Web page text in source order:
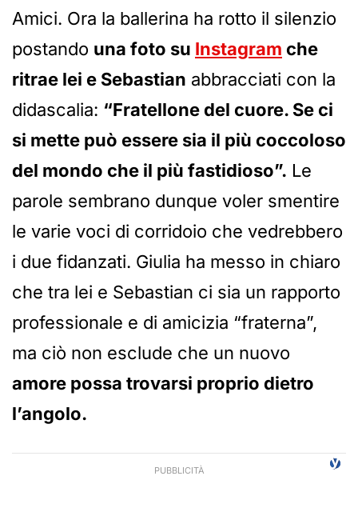
Amici. Ora la ballerina ha rotto il silenzio
postando una foto su Instagram che
ritrae lei e Sebastian abbracciati con la
didascalia: “Fratellone del cuore. Se ci
si mette può essere sia il più coccoloso
del mondo che il più fastidioso”. Le
parole sembrano dunque voler smentire
le varie voci di corridoio che vedrebbero
i due fidanzati. Giulia ha messo in chiaro
che tra lei e Sebastian ci sia un rapporto
professionale e di amicizia “fraterna”,
ma ciò non esclude che un nuovo
amore possa trovarsi proprio dietro
l’angolo.